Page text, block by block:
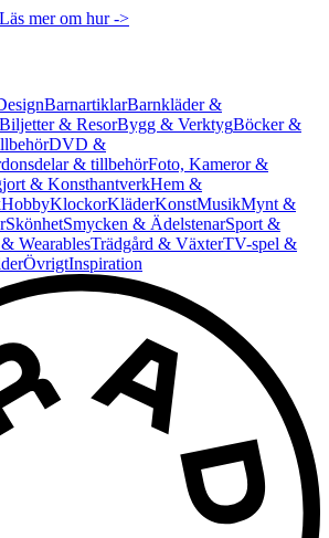
mer om hur ->
BarnartiklarBarnkläder &
Biljetter & ResorBygg & VerktygBöcker &
DVD &
& tillbehörFoto, Kameror &
& KonsthantverkHem &
HobbyKlockorKläderKonstMusikMynt &
SkönhetSmycken & ÄdelstenarSport &
WearablesTrädgård & VäxterTV-spel &
ÖvrigtInspiration